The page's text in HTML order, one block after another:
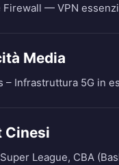
Firewall — VPN
Media
– Infrastruttura 5G in
Cinesi
League, CBA